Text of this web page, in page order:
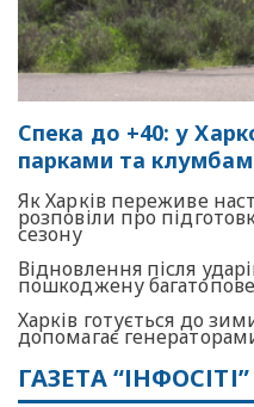
Спека до +40: у
парками та
Як Харків переживе
розповіли про
сезону
Відновлення після
пошкоджену
Харків готується до
допомагає
ГАЗЕТА “ІНФОСІТІ”